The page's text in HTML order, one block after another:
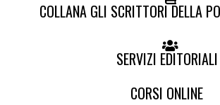
COLLANA GLI SCRITTORI DELLA
SERVIZI EDITORIALI
CORSI ONLINE